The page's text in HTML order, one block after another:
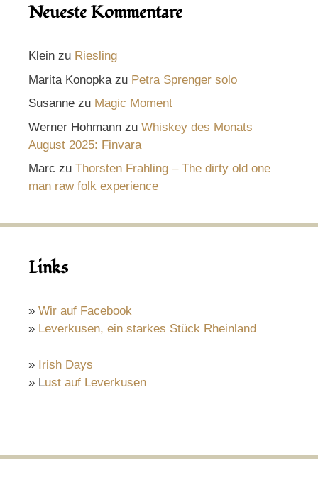
Neueste Kommentare
Klein zu Riesling
Marita Konopka zu Petra Sprenger solo
Susanne zu Magic Moment
Werner Hohmann zu Whiskey des Monats
August 2025: Finvara
Marc zu Thorsten Frahling – The dirty old one
man raw folk experience
Links
» Wir auf Facebook
» Leverkusen, ein starkes Stück Rheinland
» Irish Days
» Lust auf Leverkusen